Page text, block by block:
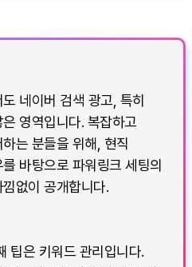
네이버 검색 광고, 특히
영역입니다. 복잡하고
는 분들을 위해, 현직
바탕으로 파워링크 세팅의
없이 공개합니다.
팁은 키워드 관리입니다.